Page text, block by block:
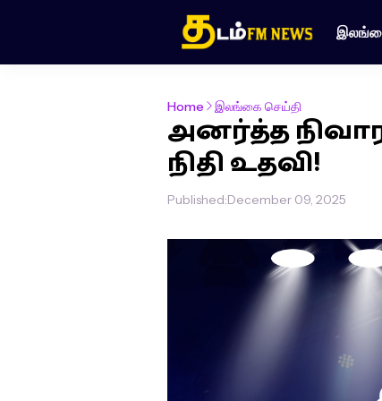
Home இலங்கை செய்தி
அனர்த்த
நிதி உதவி!
Published:December 09, 2025